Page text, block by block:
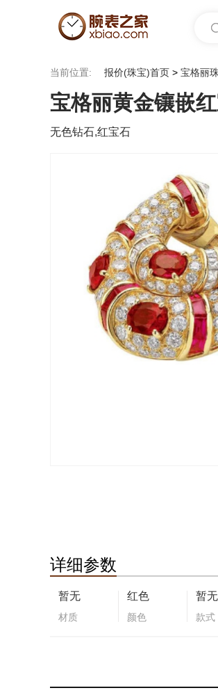
当前位置: 报价(珠宝)首页 > 宝格丽
宝格丽黄金镶嵌
无色钻石,红宝石
详细参数
暂无
材质
红色
颜色
暂无
款式